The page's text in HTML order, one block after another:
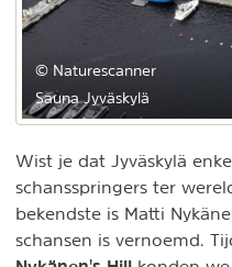
© Naturescanner
Sauna Jyväskylä
Wist je dat Jyväskylä
schansspringers ter
bekendste is Matti
schansen is vernoemd.